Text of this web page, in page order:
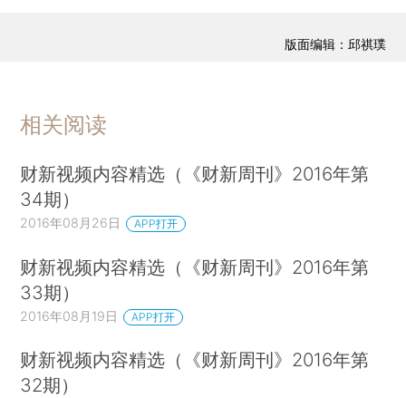
版面编辑：邱祺璞
相关阅读
财新视频内容精选（《财新周刊》2016年第
34期）
2016年08月26日 APP打开
财新视频内容精选（《财新周刊》2016年第
33期）
2016年08月19日 APP打开
财新视频内容精选（《财新周刊》2016年第
32期）